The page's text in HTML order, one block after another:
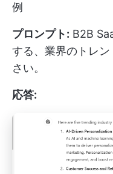
例
プロンプト: B2B
する、業界のトレ
さい。
応答: